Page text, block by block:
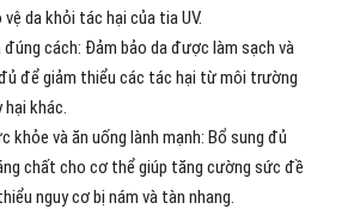
da khỏi tác hại của tia UV.
đúng cách: Đảm bảo da được làm sạch và
để giảm thiểu các tác hại từ môi trường
hại khác.
khỏe và ăn uống lành mạnh: Bổ sung đủ
chất cho cơ thể giúp tăng cường sức đề
nguy cơ bị nám và tàn nhang.